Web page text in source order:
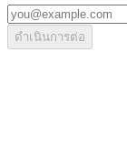
ดำเนินการต่อ